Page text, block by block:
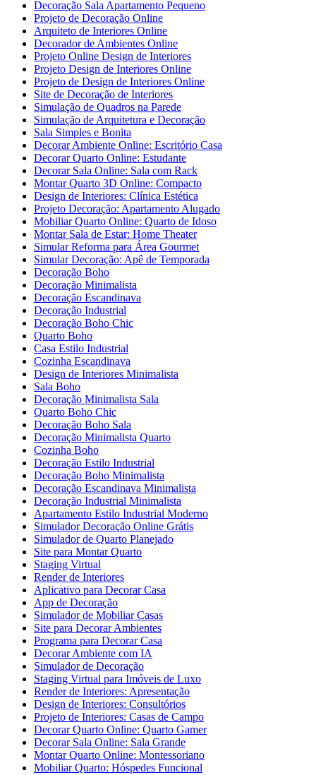
Decoração Sala Apartamento Pequeno
Projeto de Decoração Online
Arquiteto de Interiores Online
Decorador de Ambientes Online
Projeto Online Design de Interiores
Projeto Design de Interiores Online
Projeto de Design de Interiores Online
Site de Decoração de Interiores
Simulação de Quadros na Parede
Simulação de Arquitetura e Decoração
Sala Simples e Bonita
Decorar Ambiente Online: Escritório Casa
Decorar Quarto Online: Estudante
Decorar Sala Online: Sala com Rack
Montar Quarto 3D Online: Compacto
Design de Interiores: Clínica Estética
Projeto Decoração: Apartamento Alugado
Mobiliar Quarto Online: Quarto de Idoso
Montar Sala de Estar: Home Theater
Simular Reforma para Área Gourmet
Simular Decoração: Apê de Temporada
Decoração Boho
Decoração Minimalista
Decoração Escandinava
Decoração Industrial
Decoração Boho Chic
Quarto Boho
Casa Estilo Industrial
Cozinha Escandinava
Design de Interiores Minimalista
Sala Boho
Decoração Minimalista Sala
Quarto Boho Chic
Decoração Boho Sala
Decoração Minimalista Quarto
Cozinha Boho
Decoração Estilo Industrial
Decoração Boho Minimalista
Decoração Escandinava Minimalista
Decoração Industrial Minimalista
Apartamento Estilo Industrial Moderno
Simulador Decoração Online Grátis
Simulador de Quarto Planejado
Site para Montar Quarto
Staging Virtual
Render de Interiores
Aplicativo para Decorar Casa
App de Decoração
Simulador de Mobiliar Casas
Site para Decorar Ambientes
Programa para Decorar Casa
Decorar Ambiente com IA
Simulador de Decoração
Staging Virtual para Imóveis de Luxo
Render de Interiores: Apresentação
Design de Interiores: Consultórios
Projeto de Interiores: Casas de Campo
Decorar Quarto Online: Quarto Gamer
Decorar Sala Online: Sala Grande
Montar Quarto Online: Montessoriano
Mobiliar Quarto: Hóspedes Funcional